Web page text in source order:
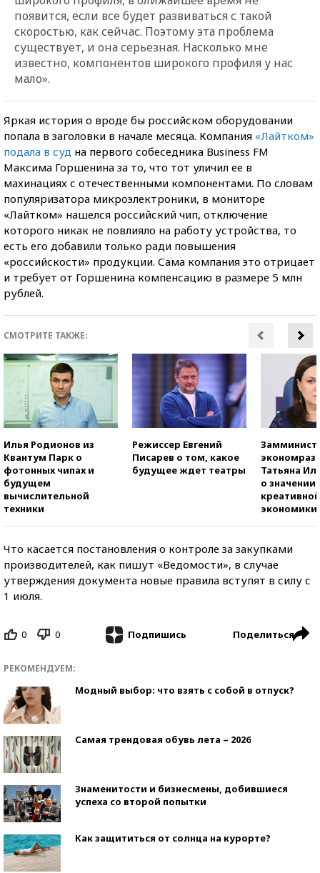
появится, если все будет развиваться с такой
скоростью, как сейчас. Поэтому эта проблема
существует, и она серьезная. Насколько мне
известно, компонентов широкого профиля у нас
мало».
Яркая история о вроде бы российском оборудовании
попала в заголовки в начале месяца. Компания «Лайтком»
подала в суд на первого собеседника Business FM
Максима Горшенина за то, что тот уличил ее в
махинациях с отечественными компонентами. По словам
популяризатора микроэлектроники, в мониторе
«Лайтком» нашелся российский чип, отключение
которого никак не повлияло на работу устройства, то
есть его добавили только ради повышения
«российскости» продукции. Сама компания это отрицает
и требует от Горшенина компенсацию в размере 5 млн
рублей.
СМОТРИТЕ ТАКЖЕ:
Илья Родионов из
Квантум Парк о
фотонных чипах и
будущем
вычислительной
техники
Режиссер Евгений
Писарев о том, какое
будущее ждет театры
Татьяна
о значении
креативной
экономики
Что касается постановления о контроле за закупками
производителей, как пишут «Ведомости», в случае
утверждения документа новые правила вступят в силу с
1 июля.
0 0 Подпишись Поделиться
РЕКОМЕНДУЕМ:
Модный выбор: что взять с собой в отпуск?
Самая трендовая обувь лета – 2026
Знаменитости и бизнесмены, добившиеся
успеха со второй попытки
Как защититься от солнца на курорте?